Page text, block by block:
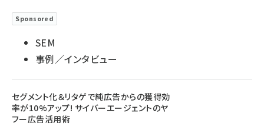
Sponsored
SEM
事例／インタビュー
セグメント化＆リタゲで純広告からの獲得効
率が10%アップ! サイバーエージェントのヤ
フー広告活用術